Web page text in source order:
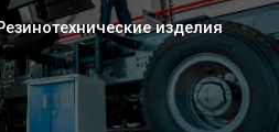
изделия